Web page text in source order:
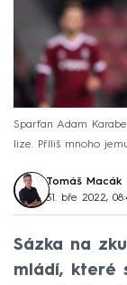
Sparťan Adam
lize. Příliš mnoho
Tomáš Macák
31. bře 2022,
Sázka na
mládí, které